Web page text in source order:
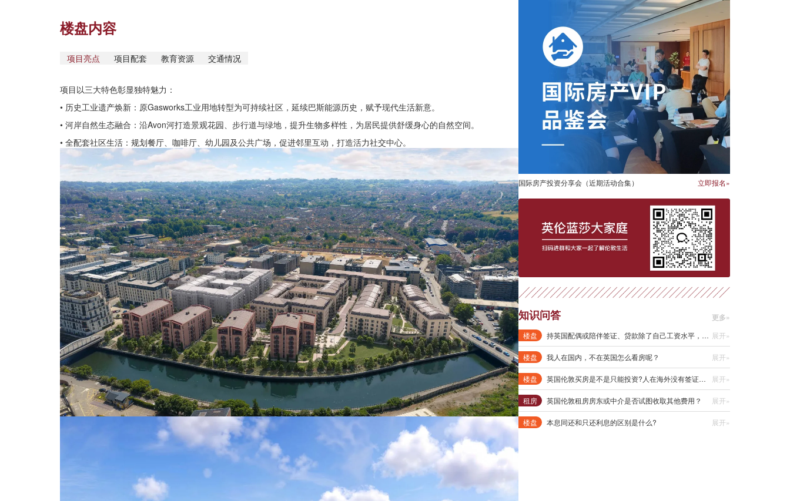
楼盘内容
项目亮点 项目配套 教育资源 交通情况
项目以三大特色彰显独特魅力：
• 历史工业遗产焕新：原Gasworks工业用地转型为可持续社区，延续巴斯能源历史，赋予现代生活新意。
• 河岸自然生态融合：沿Avon河打造景观花园、步行道与绿地，提升生物多样性，为居民提供舒缓身心的自然空间。
• 全配套社区生活：规划餐厅、咖啡厅、幼儿园及公共广场，促进邻里互动，打造活力社交中心。
国际房产投资分享会（近期活动合集） 立即报名»
知识问答 更多»
楼盘 持英国配偶或陪伴签证、贷款除了自己工资水平，和配偶或陪伴收入有关吗？ 展开»
楼盘 我人在国内，不在英国怎么看房呢？ 展开»
楼盘 英国伦敦买房是不是只能投资?人在海外没有签证可以买吗?还是说买房后有合适的签证申请自住? 展开»
租房 英国伦敦租房房东或中介是否试图收取其他费用？ 展开»
楼盘 本息同还和只还利息的区别是什么? 展开»